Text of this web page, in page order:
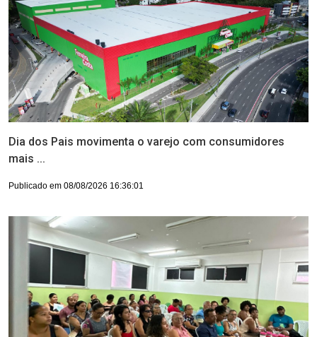
Dia dos Pais movimenta o varejo com consumidores
mais ...
Publicado em 08/08/2026 16:36:01